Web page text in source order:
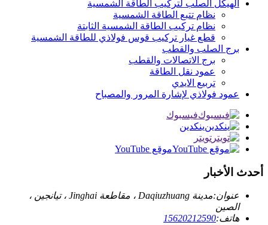
الهيكل الصلب لتركيب الطاقة الشمسية
نظام تتبع الطاقة الشمسية
نظام تركيب الطاقة الشمسية الثابتة
قطع غيار تركيب قوس فولاذي للطاقة الشمسية
برج الصلب والقطب
برج الاتصالات والقطب
عمود نقل الطاقة
تربيع الايدي
عمود فولاذي لإشارة المرور والمصباح
فيسبوك
ينكدين
تويتر
موقع YouTube
أحدث الأخبار
عنوان:
مدينة Daqiuzhuang ، مقاطعة Jinghai ، تيانجين ،
الصين
هاتف:15620212590